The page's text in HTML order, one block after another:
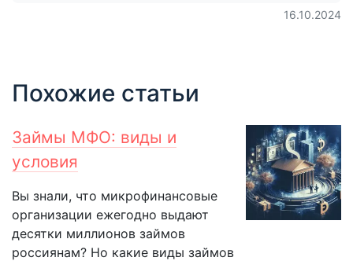
16.10.2024
Похожие статьи
Займы МФО: виды и
условия
Вы знали, что микрофинансовые
организации ежегодно выдают
десятки миллионов займов
россиянам? Но какие виды займов